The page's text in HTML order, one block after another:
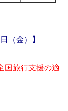
（金）】
国旅行支援の適